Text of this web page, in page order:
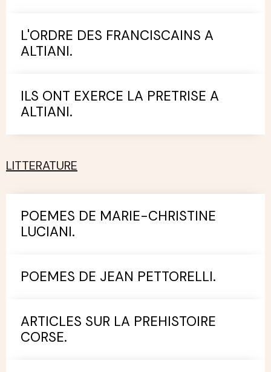
L'ORDRE DES FRANCISCAINS A
ALTIANI.
ILS ONT EXERCE LA PRETRISE A
ALTIANI.
LITTERATURE
POEMES DE MARIE-CHRISTINE
LUCIANI.
POEMES DE JEAN PETTORELLI.
ARTICLES SUR LA PREHISTOIRE
CORSE.